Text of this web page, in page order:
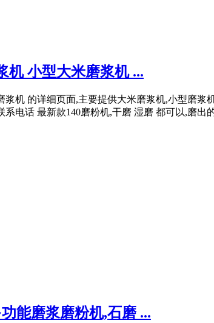
机 小型大米磨浆机 ...
机 的详细页面,主要提供大米磨浆机,小型磨
电话 最新款140磨粉机,干磨 湿磨 都可以,磨出
能磨浆磨粉机,石磨 ...